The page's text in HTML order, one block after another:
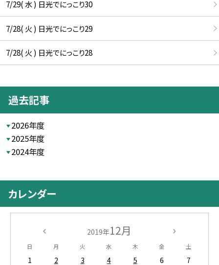
7/29( 水 ) 日光でにっこり30
7/28( 火 ) 日光でにっこり29
7/28( 火 ) 日光でにっこり28
過去記事
2026年度
2025年度
2024年度
カレンダー
2019年12月
日 月 火 水 木 金 土
1 2 3 4 5 6
7